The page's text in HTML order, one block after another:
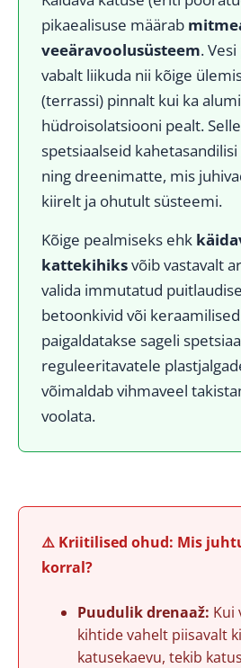
pikaealisuse määrab
veeäravoolusüsteem.
vabalt liikuda nii kõige
(terrassi) pinnalt kui ka
hüdroisolatsiooni pealt.
spetsiaalseid
ning dreenimatte, mis
kiirelt ja ohutult süsteemi.
Kõige pealmiseks ehk
kattekihiksvõib vastavalt
valida immutatud
betoonkivid või
paigaldatakse sageli
reguleeritavatele
võimaldab vihmaveel
voolata.
⚠️ Kriitilised ohud: Mis
korral?
Puudulik drenaaž: Kui
kihtide vahelt piisavalt
katusekaevu, tekib